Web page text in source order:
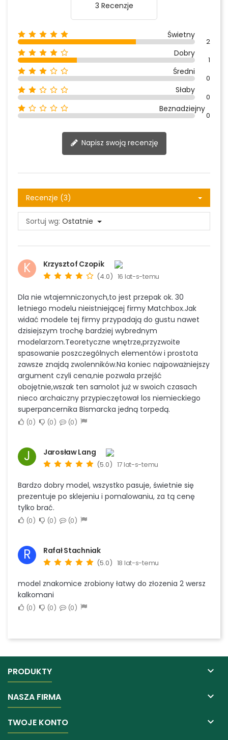
3 Recenzje
Świetny
2
Dobry
1
Średni
0
Słaby
0
Beznadziejny
0
Napisz swoją recenzję
Recenzje (3)
Sortuj wg: Ostatnie
K Krzysztof Czopik
(4.0) 16 lat-s-temu
Dla nie wtajemniczonych,to jest przepak ok. 30
letniego modelu nieistniejącej firmy Matchbox.Jak
widać modele tej firmy przypadają do gustu nawet
dzisiejszym trochę bardziej wybrednym
modelarzom.Teoretyczne wnętrze,przyzwoite
spasowanie poszczególnych elementów i prostota
zawsze znajdą zwolenników.Na koniec najpoważniejszy
argument czyli cena,nie pozwala przejść
obojętnie,wszak ten samolot już w swoich czasach
nieco archaiczny przypieczętował los niemieckiego
superpancernika Bismarcka jedną torpedą.
0 0 0
J Jarosław Lang
(5.0) 17 lat-s-temu
Bardzo dobry model, wszystko pasuje, świetnie się
prezentuje po sklejeniu i pomalowaniu, za tą cenę
tylko brać.
0 0 0
R Rafał Stachniak
(5.0) 18 lat-s-temu
model znakomice zrobiony łatwy do złozenia 2 wersz
kalkomani
0 0 0
PRODUKTY 
NASZA FIRMA 
TWOJE KONTO 